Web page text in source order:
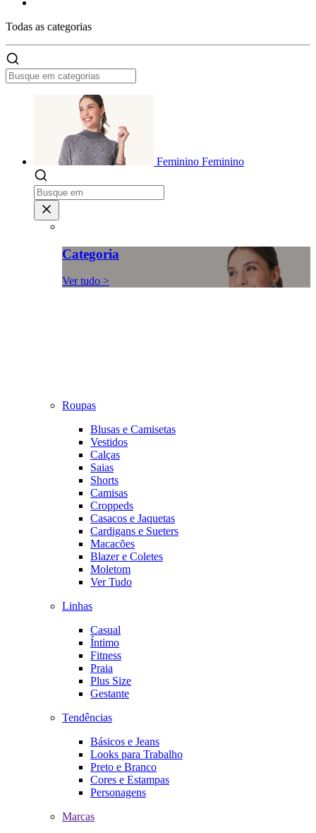
Todas as categorias
Feminino Feminino
Categoria
Ver tudo >
Roupas
Blusas e Camisetas
Vestidos
Calças
Saias
Shorts
Camisas
Croppeds
Casacos e Jaquetas
Cardigans e Sueters
Macacões
Blazer e Coletes
Moletom
Ver Tudo
Linhas
Casual
Íntimo
Fitness
Praia
Plus Size
Gestante
Tendências
Básicos e Jeans
Looks para Trabalho
Preto e Branco
Cores e Estampas
Personagens
Marcas